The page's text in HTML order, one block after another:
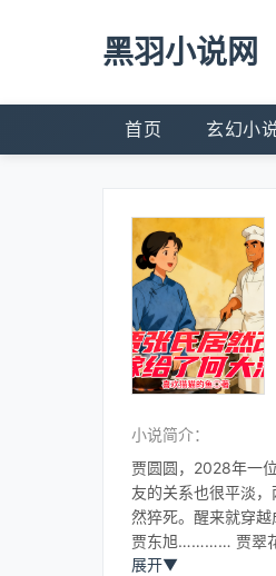
黑羽小说网
首页 玄幻小
小说简介：
贾圆圆，2028年一
友的关系也很平淡
然猝死。醒来就穿
贾东旭………… 贾翠花
雨柱和贾东旭的命运
展开▼